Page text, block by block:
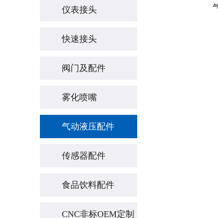
仪表接头
快速接头
阀门及配件
雾化喷嘴
气动液压配件
传感器配件
食品饮料配件
CNC非标OEM定制